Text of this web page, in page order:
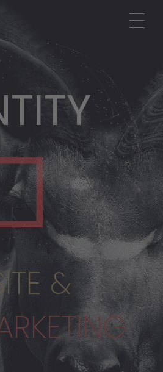
&